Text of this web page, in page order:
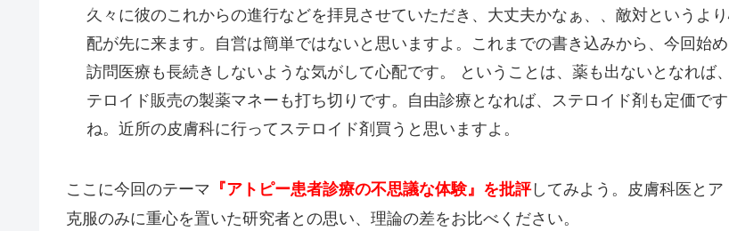
久々に彼のこれからの進行などを拝見させていただき、大丈夫かなぁ、、敵対というよ
配が先に来ます。自営は簡単ではないと思いますよ。これまでの書き込みから、今回始
訪問医療も長続きしないような気がして心配です。 ということは、薬も出ないとなれば
テロイド販売の製薬マネーも打ち切りです。自由診療となれば、ステロイド剤も定価です
ね。近所の皮膚科に行ってステロイド剤買うと思いますよ。
ここに今回のテーマ 『アトピー患者診療の不思議な体験』を批評してみよう。皮膚科医とア
克服のみに重心を置いた研究者との思い、理論の差をお比べください。